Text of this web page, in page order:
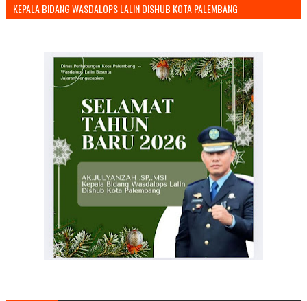
KEPALA BIDANG WASDALOPS LALIN DISHUB KOTA PALEMBANG